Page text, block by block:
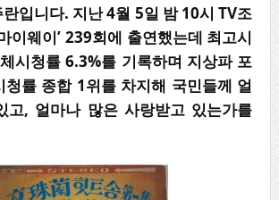
입니다. 지난 4월 5일 밤 10시 TV조
이웨이’ 239회에 출연했는데 최고시
시청률 6.3%를 기록하며 지상파 포
청률 종합 1위를 차지해 국민들께 얼
고, 얼마나 많은 사랑받고 있는가를